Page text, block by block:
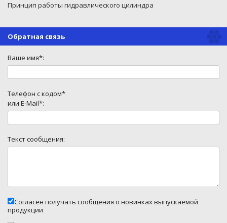
Принцип работы гидравлического цилиндра
Обратная связь
Ваше имя*:
Телефон с кодом*
или E-Mail*:
Текст сообщения:
Согласен получать сообщения о новинках выпускаемой
продукции